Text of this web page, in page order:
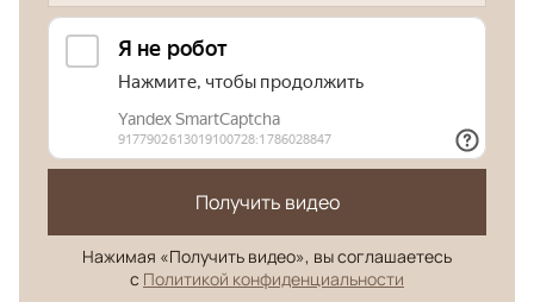
Получить видео
Нажимая «Получить видео», вы соглашаетесь
с Политикой конфиденциальности